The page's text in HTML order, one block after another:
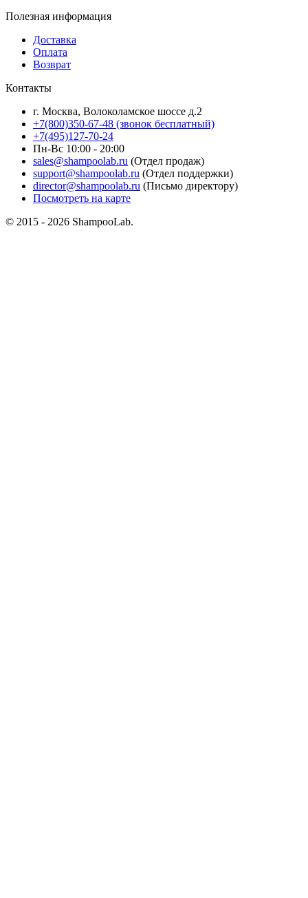
Полезная информация
Доставка
Оплата
Возврат
Контакты
г. Москва, Волоколамское шоссе д.2
+7(800)350-67-48 (звонок бесплатный)
+7(495)127-70-24
Пн-Вс 10:00 - 20:00
sales@shampoolab.ru (Отдел продаж)
support@shampoolab.ru (Отдел поддержки)
director@shampoolab.ru (Письмо директору)
Посмотреть на карте
© 2015 - 2026 ShampooLab.